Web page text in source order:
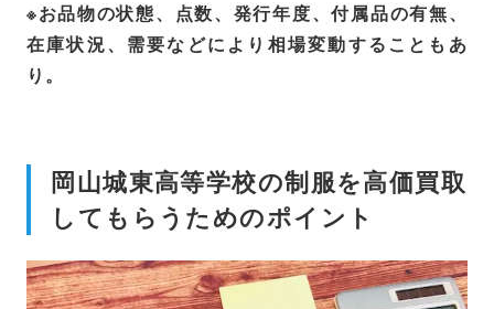
※お品物の状態、点数、発行年度、付属品の有無、
在庫状況、需要などにより相場変動することもあ
り。
岡山城東高等学校の制服を高価買取
してもらうためのポイント